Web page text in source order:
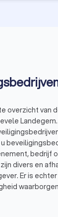
overzicht van
bedrijf
divers en
Er is